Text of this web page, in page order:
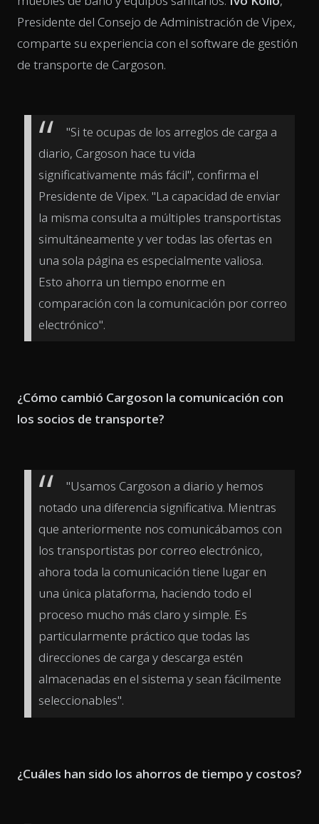
Presidente del Consejo de Administración de Vipex,
comparte su experiencia con el software de gestión
de transporte de Cargoson.
"Si te ocupas de los arreglos de carga a
diario, Cargoson hace tu vida
significativamente más fácil", confirma el
Presidente de Vipex. "La capacidad de enviar
la misma consulta a múltiples transportistas
simultáneamente y ver todas las ofertas en
una sola página es especialmente valiosa.
Esto ahorra un tiempo enorme en
comparación con la comunicación por correo
electrónico".
¿Cómo cambió Cargoson la comunicación con
los socios de transporte?
"Usamos Cargoson a diario y hemos
notado una diferencia significativa. Mientras
que anteriormente nos comunicábamos con
los transportistas por correo electrónico,
ahora toda la comunicación tiene lugar en
una única plataforma, haciendo todo el
proceso mucho más claro y simple. Es
particularmente práctico que todas las
direcciones de carga y descarga estén
almacenadas en el sistema y sean fácilmente
seleccionables".
¿Cuáles han sido los ahorros de tiempo y costos?